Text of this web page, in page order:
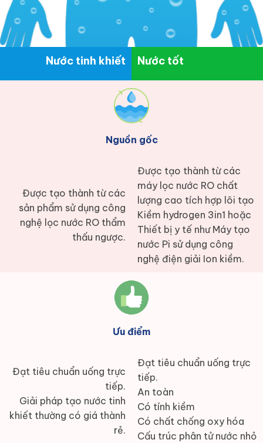
Nước tinh khiết Nước tốt
Được tạo thành từ các
sản phẩm sử dụng công
nghệ lọc nước RO thẩm
thấu ngược.
Nguồn gốc
Được tạo thành từ các
máy lọc nước RO chất
lượng cao tích hợp lõi tạo
Kiềm hydrogen 3in1 hoặc
Thiết bị y tế như Máy tạo
nước Pi sử dụng công
nghệ điện giải Ion kiềm.
Đạt tiêu chuẩn uống trực
tiếp.
Giải pháp tạo nước tinh
khiết thường có giá thành
rẻ.
Ưu điểm
Đạt tiêu chuẩn uống trực
tiếp.
An toàn
Có tính kiềm
Có chất chống oxy hóa
Cấu trúc phân tử nước nhỏ